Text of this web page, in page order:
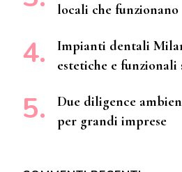
locali che funzionano
Impianti dentali
estetiche e funzionali
Due diligence
per grandi imprese